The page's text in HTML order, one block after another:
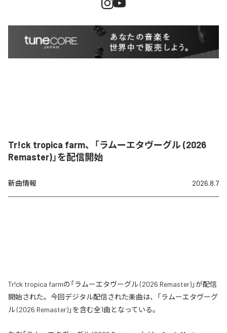
Tr!ck tropica farm、「ラムーエタヴーグル (2026
Remaster)」を配信開始
新曲情報 2026.8.7
Tr!ck tropica farmの「ラムーエタヴーグル (2026 Remaster)」が配信
開始された。今回デジタル配信された楽曲は、「ラムーエタヴーグ
ル (2026 Remaster)」を含む全1曲となっている。